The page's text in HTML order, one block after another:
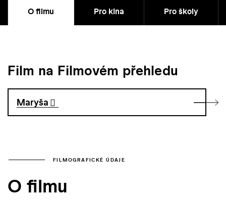
O filmu Pro kina Pro školy
Film na Filmovém přehledu
Maryša
FILMOGRAFICKÉ ÚDAJE
O filmu